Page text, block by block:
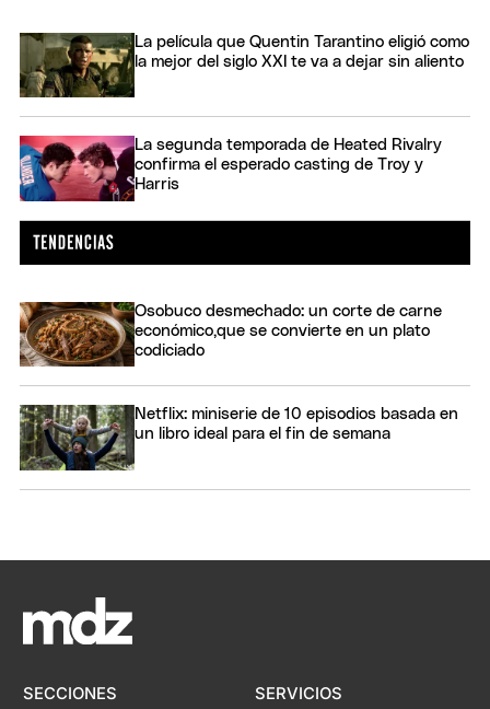
La película que Quentin Tarantino eligió como
la mejor del siglo XXI te va a dejar sin aliento
La segunda temporada de Heated Rivalry
confirma el esperado casting de Troy y
Harris
Osobuco desmechado: un corte de carne
económico,que se convierte en un plato
codiciado
Netflix: miniserie de 10 episodios basada en
un libro ideal para el fin de semana
SECCIONES SERVICIOS